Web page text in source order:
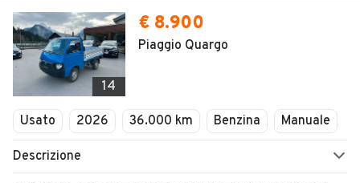
14
€ 8.900
Piaggio Quargo
Usato 2026 36.000 km Benzina Manuale
Descrizione